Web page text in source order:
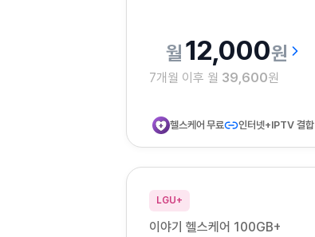
12,000원
7개월 이후 월 39,600원
헬스케어 무료 인터넷+IPTV 결합
LGU+
이야기 헬스케어 100GB+